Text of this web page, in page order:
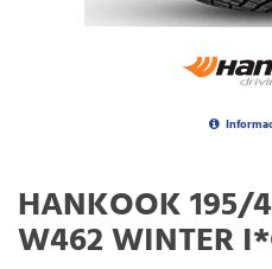
HANKOOK 195/
W462 WINTER